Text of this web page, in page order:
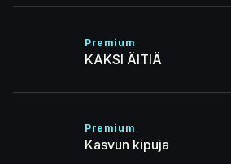
Premium
KAKSI ÄITIÄ
Premium
Kasvun kipuja